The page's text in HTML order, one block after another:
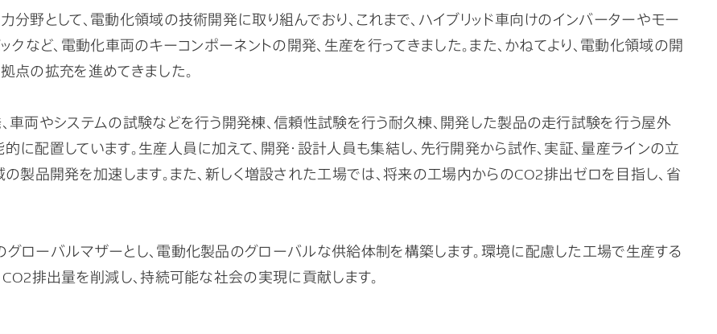
野として、電動化領域の技術開発に取り組んでおり、これまで、ハイブリッド車向けのインバーターやモー
クなど、電動化車両のキーコンポーネントの開発、生産を行ってきました。また、かねてより、電動化領域の開
点の拡充を進めてきました。
車両やシステムの試験などを行う開発棟、信頼性試験を行う耐久棟、開発した製品の走行試験を行う屋外
配置しています。生産人員に加えて、開発・設計人員も集結し、先行開発から試作、実証、量産ラインの立
製品開発を加速します。また、新しく増設された工場では、将来の工場内からのCO2排出ゼロを目指し、省
ローバルマザーとし、電動化製品のグローバルな供給体制を構築します。環境に配慮した工場で生産する
排出量を削減し、持続可能な社会の実現に貢献します。